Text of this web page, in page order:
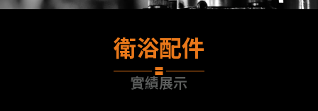
衛浴配件
實績展示